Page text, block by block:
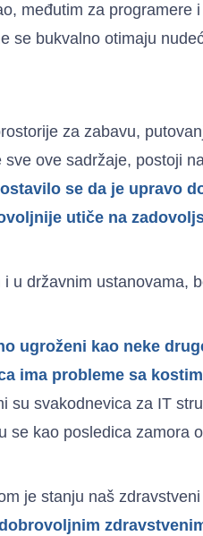
međutim za programere
se bukvalno otimaju
za zabavu,
ove sadržaje, postoji
se da je upravo
utiče na
u državnim ustanovama,
ugroženi kao neke
ima probleme sa
su svakodnevica za IT
se kao posledica zamora
je stanju naš